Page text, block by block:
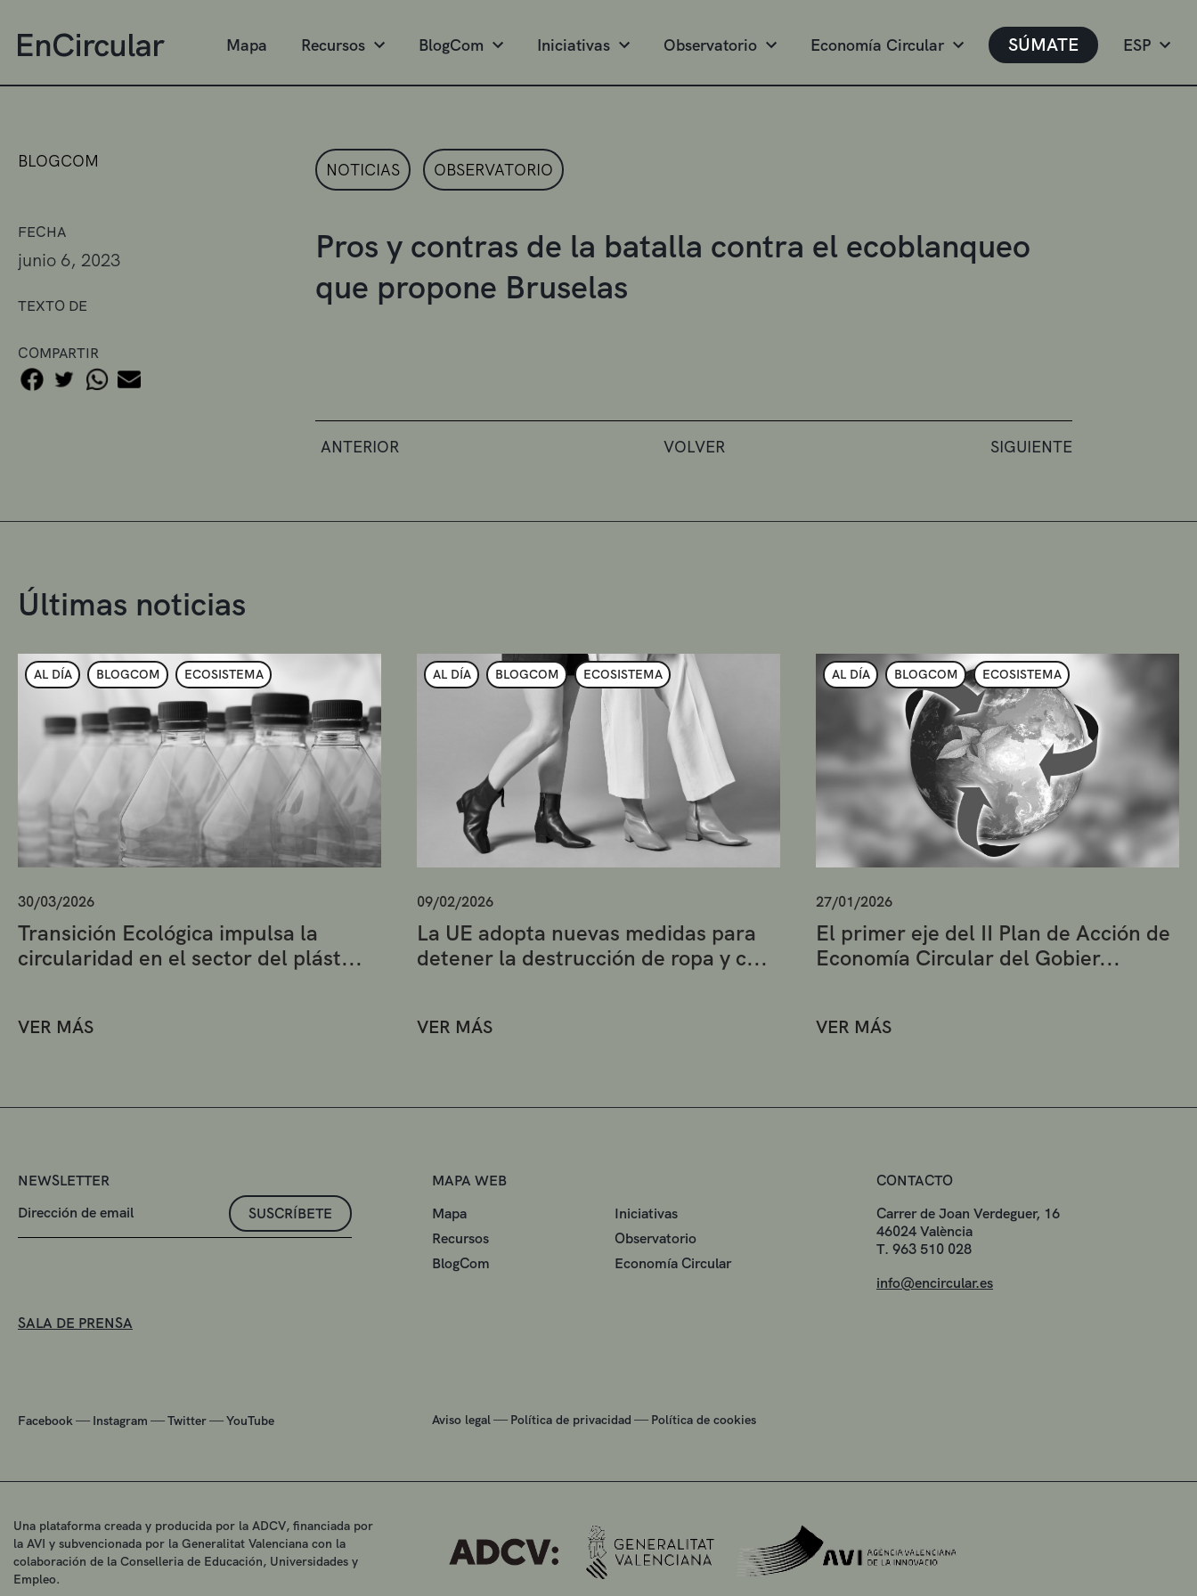
Mapa Recursos BlogCom Iniciativas Observatorio Economía Circular SÚMATE ESP
BLOGCOM
FECHA
junio 6, 2023
TEXTO DE
COMPARTIR
NOTICIAS OBSERVATORIO
Pros y contras de la batalla contra el ecoblanqueo
que propone Bruselas
ANTERIOR VOLVER SIGUIENTE
Últimas noticias
AL DÍA BLOGCOM ECOSISTEMA
30/03/2026
Transición Ecológica impulsa la
circularidad en el sector del plást...
VER MÁS
AL DÍA BLOGCOM ECOSISTEMA
09/02/2026
La UE adopta nuevas medidas para
detener la destrucción de ropa y c...
VER MÁS
AL DÍA BLOGCOM ECOSISTEMA
27/01/2026
El primer eje del II Plan de Acción de
Economía Circular del Gobier...
VER MÁS
NEWSLETTER
SUSCRÍBETE
SALA DE PRENSA
Facebook — Instagram —Twitter—YouTube
MAPA WEB
Mapa
Iniciativas
Recursos
Observatorio
BlogCom
Economía Circular
Aviso legal — Política de privacidad — Política de cookies
CONTACTO
Carrer de Joan Verdeguer, 16
46024 València
T. 963 510 028
info@encircular.es
Una plataforma creada y producida por la ADCV, financiada por
la AVI y subvencionada por la Generalitat Valenciana con la
colaboración de la Conselleria de Educación, Universidades y
Empleo.